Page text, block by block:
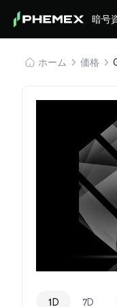
暗号
ホーム 価格
1D 7D